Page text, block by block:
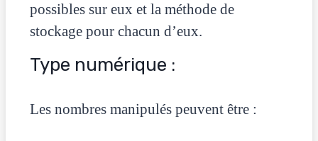
possibles sur eux et la méthode de
stockage pour chacun d’eux.
Type numérique :
Les nombres manipulés peuvent être :